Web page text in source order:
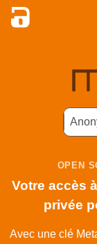
OPEN
Votre accès
privée
Avec une clé